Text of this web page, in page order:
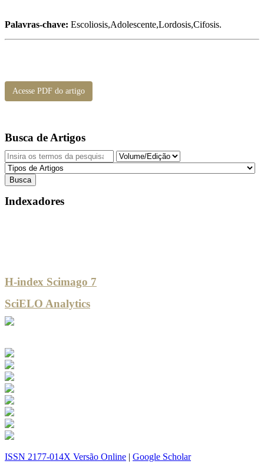
Palavras-chave: Escoliosis,Adolescente,Lordosis,Cifosis.
Acesse PDF do artigo
Busca de Artigos
Indexadores
H-index Scimago 7
SciELO Analytics
ISSN 2177-014X Versão Online | Google Scholar